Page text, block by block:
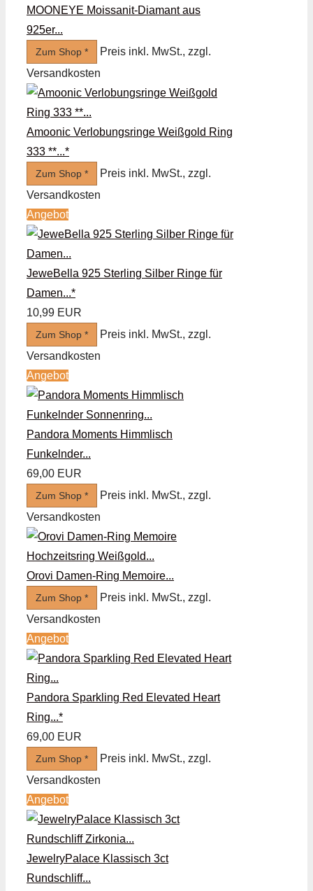
MOONEYE Moissanit-Diamant aus
925er...
Zum Shop *
Preis inkl. MwSt., zzgl.
Versandkosten
Amoonic Verlobungsringe Weißgold Ring
333 **...*
Zum Shop *
Preis inkl. MwSt., zzgl.
Versandkosten
Angebot
JeweBella 925 Sterling Silber Ringe für
Damen...*
10,99 EUR
Zum Shop *
Preis inkl. MwSt., zzgl.
Versandkosten
Angebot
Pandora Moments Himmlisch
Funkelnder...
69,00 EUR
Zum Shop *
Preis inkl. MwSt., zzgl.
Versandkosten
Orovi Damen-Ring Memoire...
Zum Shop *
Preis inkl. MwSt., zzgl.
Versandkosten
Angebot
Pandora Sparkling Red Elevated Heart
Ring...*
69,00 EUR
Zum Shop *
Preis inkl. MwSt., zzgl.
Versandkosten
Angebot
JewelryPalace Klassisch 3ct
Rundschliff...